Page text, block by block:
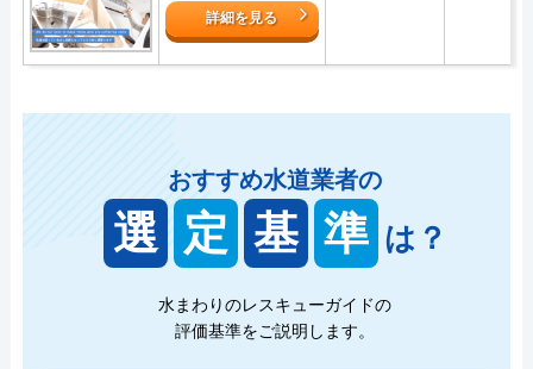
詳細を見る
おすすめ水道業者の
選 定 基 準 は？
水まわりのレスキューガイドの
評価基準をご説明します。